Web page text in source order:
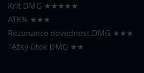
Krit DMG ★★★★★
ATK% ★★★
Rezonance dovednost DMG ★★★
Těžký útok DMG ★★